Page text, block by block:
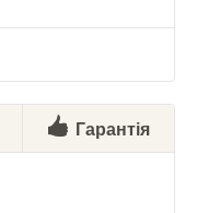
Гарантія